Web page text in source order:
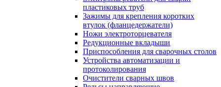
пластиковых труб
Зажимы для крепления коротких
втулок (фланцедержатели)
Ножи электроторцевателя
Редукционные вкладыши
Приспособления для сварочных столов
Устройства автоматизации и
протоколирования
Очистители сварных швов